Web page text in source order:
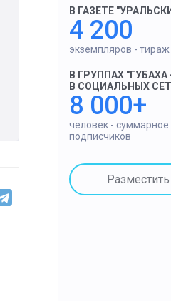
В ГАЗЕТЕ
4 200
экземпляров -
В ГРУППАХ
В СОЦИАЛЬНЫХ
8 000+
человек - суммарное
подписчиков